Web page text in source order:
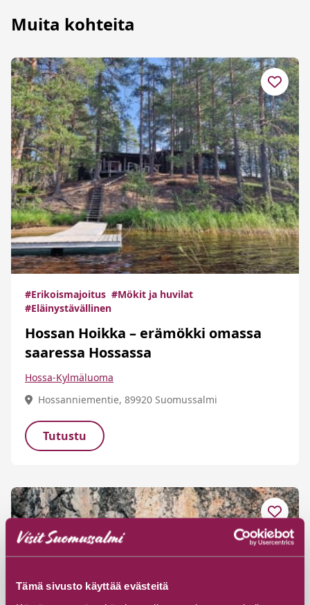
Tämä sivusto käyttää evästeitä
Muita kohteita
#Erikoismajoitus #Mökit ja huvilat
#Eläinystävällinen
Hossan Hoikka – erämökki omassa
saaressa Hossassa
Hossa-Kylmäluoma
Hossanniementie, 89920 Suomussalmi
Tutustu